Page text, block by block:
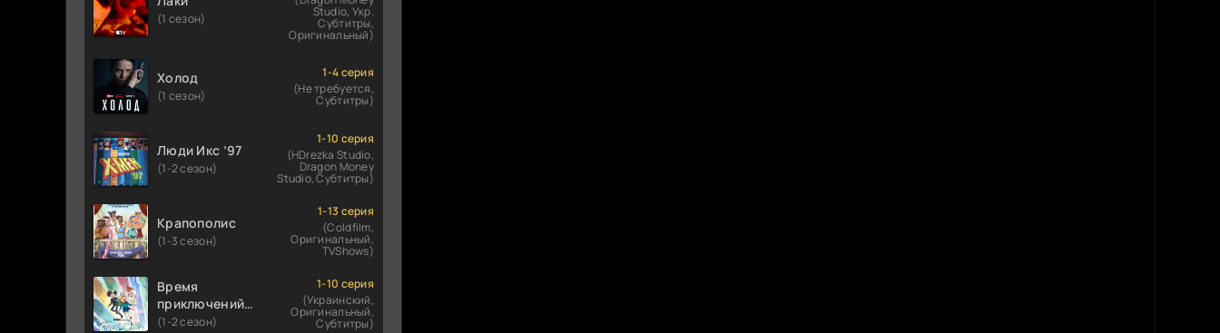
(1 сезон) Studio, Укр.
Субтитры,
Оригинальный)
Холод
(1 сезон)
1-4 серия
(Не требуется,
Субтитры)
Люди Икс ’97
(1-2 сезон)
1-10 серия
(HDrezka Studio,
Dragon Money
Studio, Субтитры)
Крапополис
(1-3 сезон)
1-13 серия
(Coldfilm,
Оригинальный,
TVShows)
Время
приключений:
Фионна и Кейк
(1-2 сезон)
1-10 серия
(Украинский,
Оригинальный,
Субтитры)